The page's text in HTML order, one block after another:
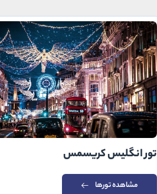
تور انگلیس کریسمس
مشاهده تورها